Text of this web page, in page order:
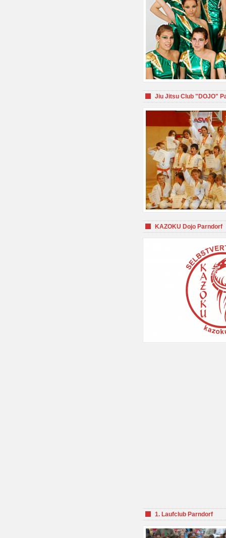
Jiu Jitsu Club "DOJO"
KAZOKU Dojo Parndorf
1. Laufclub Parndorf